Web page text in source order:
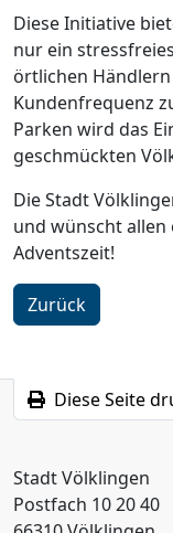
Diese Initiative
nur ein
örtlichen
Kundenfrequenz
Parken wird das
geschmückten
Die Stadt
und wünscht
Adventszeit!
Zurück
Diese Seite
Stadt Völklingen
Postfach 10 20 40